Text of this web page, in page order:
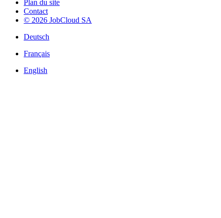
Plan du site
Contact
© 2026 JobCloud SA
Deutsch
Français
English